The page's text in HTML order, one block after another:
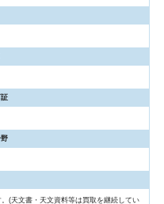
(天文書・天文資料等は買取を継続してい